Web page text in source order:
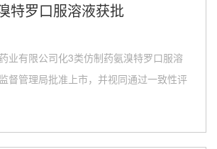
特罗口服溶液获批
业有限公司化3类仿制药氨溴特罗口服溶
督管理局批准上市，并视同通过一致性评